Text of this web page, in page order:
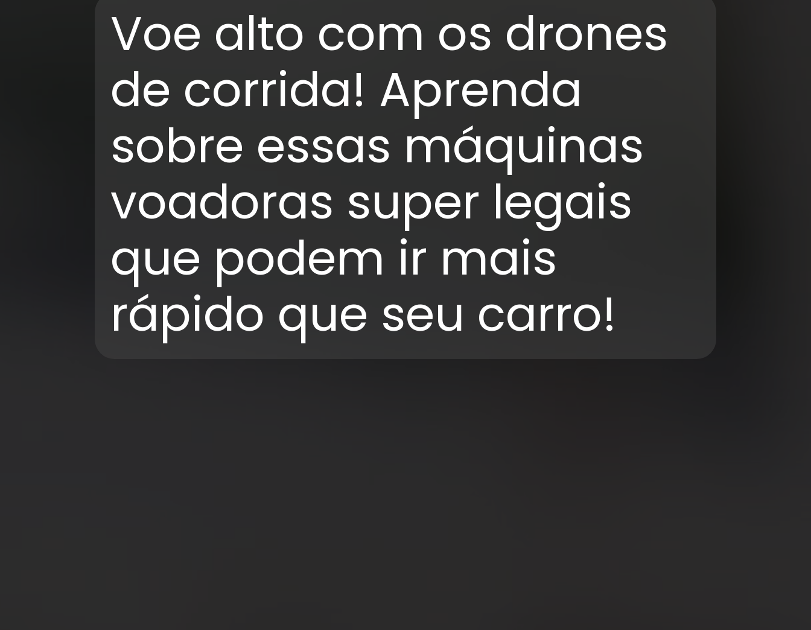
Voe alto com os drones
de corrida! Aprenda
sobre essas máquinas
voadoras super legais
que podem ir mais
rápido que seu carro!